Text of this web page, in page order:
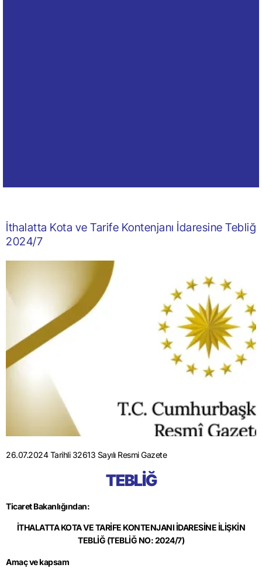
İthalatta Kota ve Tarife Kontenjanı İdaresine Tebliğ
2024/7
26.07.2024 Tarihli 32613 Sayılı Resmi Gazete
TEBLİĞ
Ticaret Bakanlığından:
İTHALATTA KOTA VE TARİFE KONTENJANI İDARESİNE İLİŞKİN
TEBLİĞ (TEBLİĞ NO: 2024/7)
Amaç ve kapsam